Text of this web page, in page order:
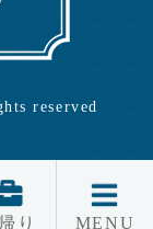
reserved
り MENU